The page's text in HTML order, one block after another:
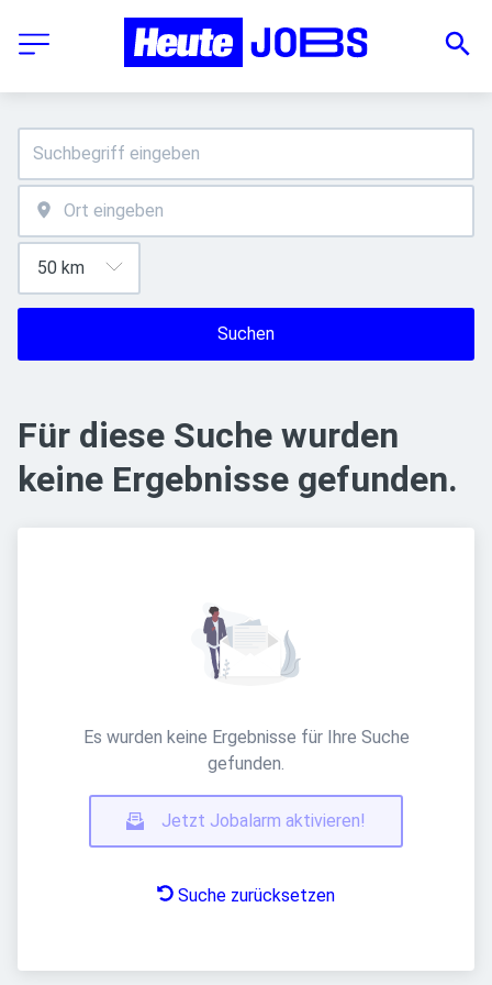
Suchen
Für diese Suche wurden
keine Ergebnisse gefunden.
Es wurden keine Ergebnisse für Ihre Suche
gefunden.
Jetzt Jobalarm aktivieren!
Suche zurücksetzen